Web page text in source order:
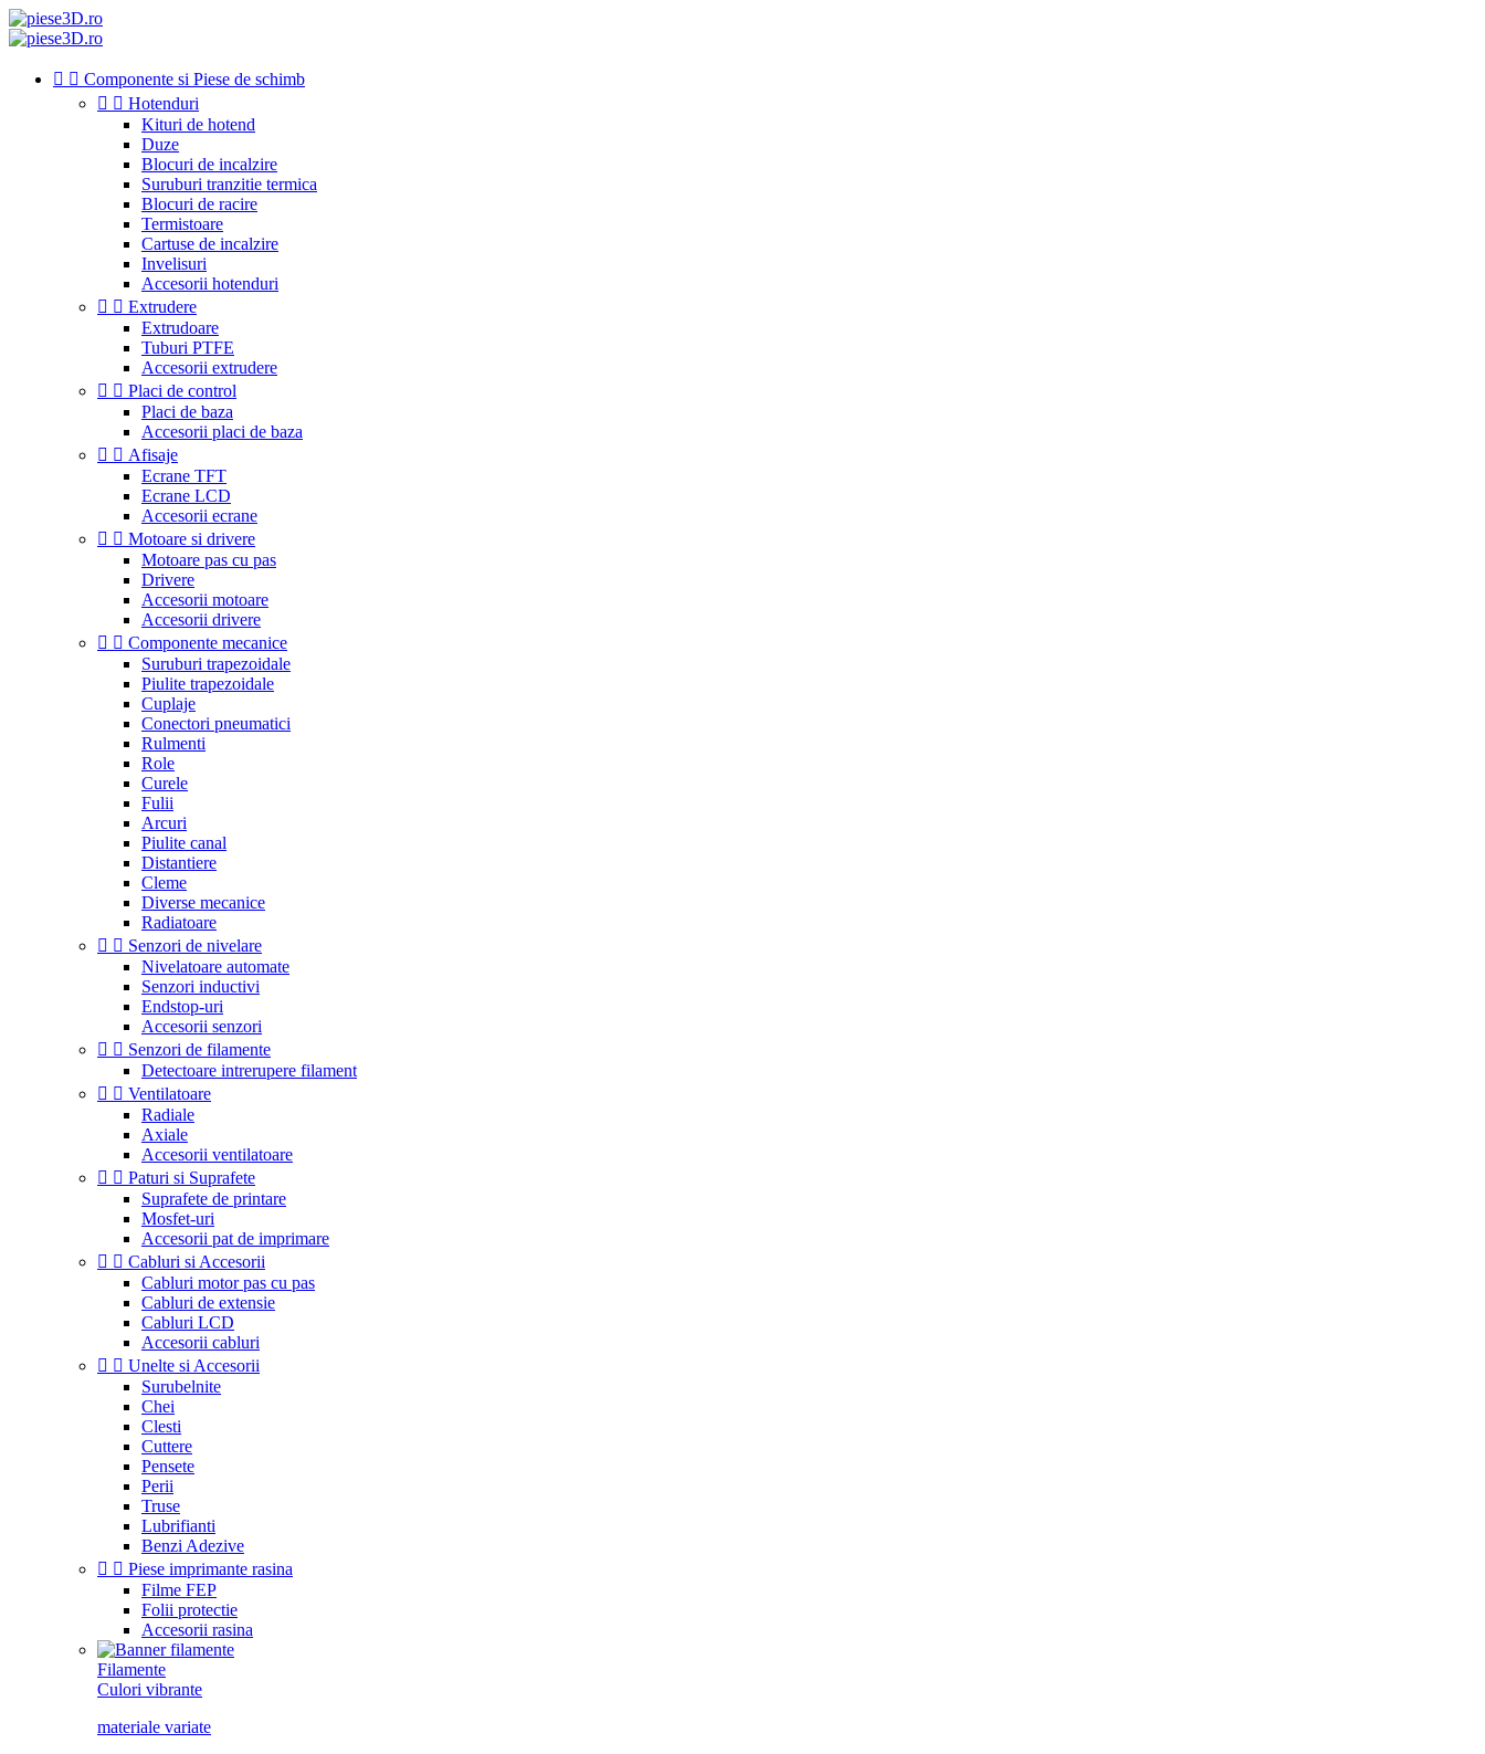
  Componente si Piese de schimb
  Hotenduri
Kituri de hotend
Duze
Blocuri de incalzire
Suruburi tranzitie termica
Blocuri de racire
Termistoare
Cartuse de incalzire
Invelisuri
Accesorii hotenduri
  Extrudere
Extrudoare
Tuburi PTFE
Accesorii extrudere
  Placi de control
Placi de baza
Accesorii placi de baza
  Afisaje
Ecrane TFT
Ecrane LCD
Accesorii ecrane
  Motoare si drivere
Motoare pas cu pas
Drivere
Accesorii motoare
Accesorii drivere
  Componente mecanice
Suruburi trapezoidale
Piulite trapezoidale
Cuplaje
Conectori pneumatici
Rulmenti
Role
Curele
Fulii
Arcuri
Piulite canal
Distantiere
Cleme
Diverse mecanice
Radiatoare
  Senzori de nivelare
Nivelatoare automate
Senzori inductivi
Endstop-uri
Accesorii senzori
  Senzori de filamente
Detectoare intrerupere filament
  Ventilatoare
Radiale
Axiale
Accesorii ventilatoare
  Paturi si Suprafete
Suprafete de printare
Mosfet-uri
Accesorii pat de imprimare
  Cabluri si Accesorii
Cabluri motor pas cu pas
Cabluri de extensie
Cabluri LCD
Accesorii cabluri
  Unelte si Accesorii
Surubelnite
Chei
Clesti
Cuttere
Pensete
Perii
Truse
Lubrifianti
Benzi Adezive
  Piese imprimante rasina
Filme FEP
Folii protectie
Accesorii rasina
Filamente
Culori vibrante
materiale variate